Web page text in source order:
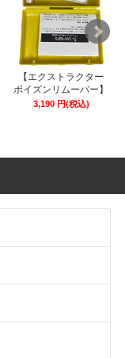
【エクストラクター
ポイズンリムーバー】
3,190円(税込)